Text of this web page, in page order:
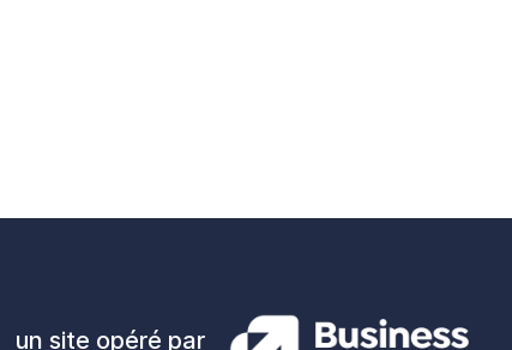
un site opéré par